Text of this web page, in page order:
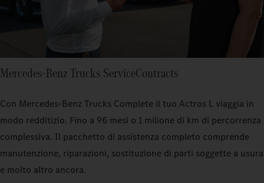
Mercedes‑Benz Trucks ServiceContracts
Con Mercedes‑Benz Trucks Complete il tuo Actros L viaggia in
modo redditizio. Fino a 96 mesi o 1 milione di km di percorrenza
complessiva. Il pacchetto di assistenza completo comprende
manutenzione, riparazioni, sostituzione di parti soggette a usura
e molto altro ancora.